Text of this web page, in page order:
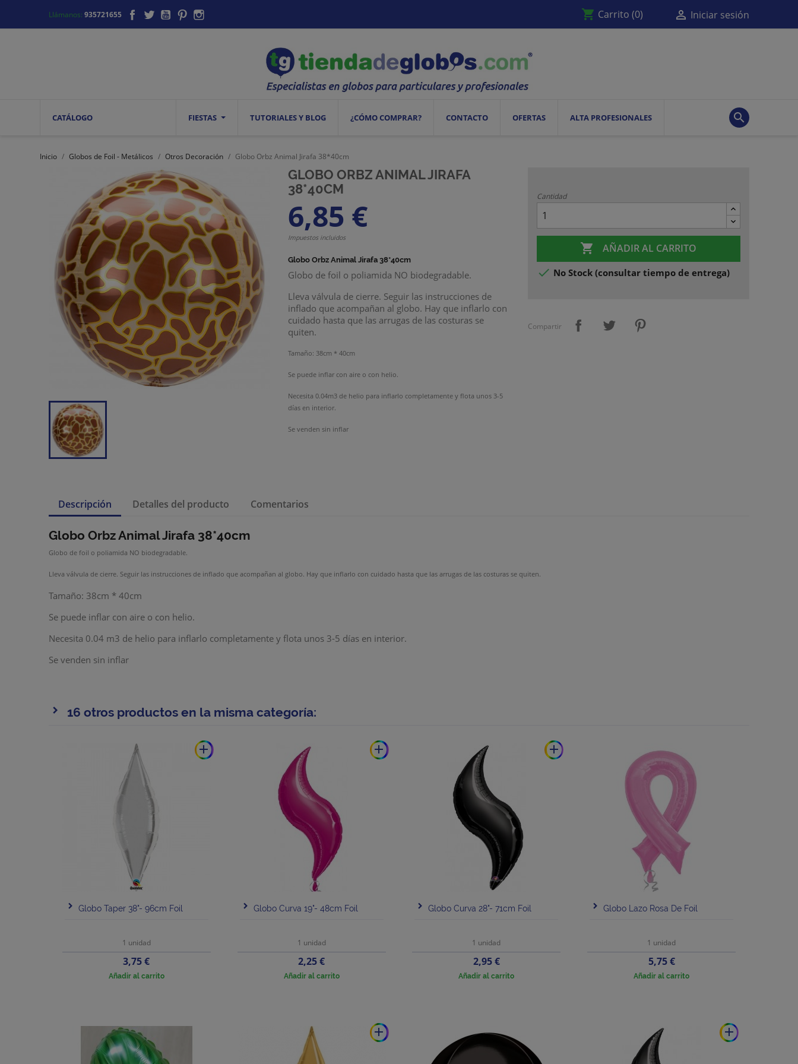
Llámanos:935721655 Facebook
TwitterYouTubePinterest shopping_cart Carrito (0)  Iniciar sesión
CATÁLOGO FIESTAS TUTORIALES Y BLOG ¿CÓMO COMPRAR? CONTACTO OFERTAS ALTA PROFESIONALES 
Inicio Globos de Foil - Metálicos Otros Decoración Globo Orbz Animal Jirafa 38*40cm
GLOBO ORBZ ANIMAL JIRAFA
38*40CM
6,85 €
Impuestos incluidos
Globo Orbz Animal Jirafa 38*40cm
Globo de foil o poliamida NO biodegradable.
Lleva válvula de cierre. Seguir las instrucciones de
inflado que acompañan al globo. Hay que inflarlo con
cuidado hasta que las arrugas de las costuras se
quiten.
Tamaño: 38cm * 40cm
Se puede inflar con aire o con helio.
Necesita 0.04m3 de helio para inflarlo completamente y flota unos 3-5
días en interior.
Se venden sin inflar
Cantidad
 AÑADIR AL CARRITO
 No Stock (consultar tiempo de entrega)
Compartir
Descripción Detalles del producto Comentarios
Globo Orbz Animal Jirafa 38*40cm
Globo de foil o poliamida NO biodegradable.
Lleva válvula de cierre. Seguir las instrucciones de inflado que acompañan al globo. Hay que inflarlo con cuidado hasta que las arrugas de las costuras se quiten.
Tamaño: 38cm * 40cm
Se puede inflar con aire o con helio.
Necesita 0.04 m3 de helio para inflarlo completamente y flota unos 3-5 días en interior.
Se venden sin inflar
16 otros productos en la misma categoría:
add
Globo Taper 38"- 96cm Foil
1 unidad
Precio
3,75 €
Añadir al carrito
add
Globo Curva 19"- 48cm Foil
1 unidad
Precio
2,25 €
Añadir al carrito
add
Globo Curva 28"- 71cm Foil
1 unidad
Precio
2,95 €
Añadir al carrito
Globo Lazo Rosa De Foil
1 unidad
Precio
5,75 €
Añadir al carrito
add add